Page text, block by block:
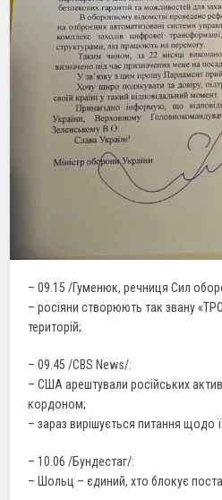
– 09.15 /Гуменюк, речниця Сил
– росіяни створюють так звану
територій;
– 09.45 /CBS News/:
– США арештували російських
кордоном;
– зараз вирішується питання щодо
– 10.06 /Бундестаг/:
– Шольц – єдиний, хто блокує